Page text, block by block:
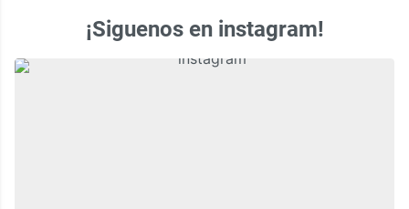
¡Siguenos en instagram!